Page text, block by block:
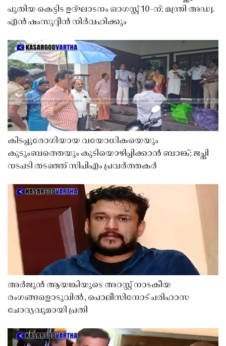
പുതിയ കെട്ടിട ഉദ്ഘാടനം ഓഗസ്റ്റ് 10-ന്; മന്ത്രി അഡ്വ.
എൻ ഷംസുദ്ദീൻ നിർവഹിക്കും
കിടപ്പുരോഗിയായ വയോധികയെയും
കുടുംബത്തെയും കുടിയൊഴിപ്പിക്കാൻ ബാങ്ക്; ജപ്തി
നടപടി തടഞ്ഞ് സിപിഎം പ്രവർത്തകർ
അർജുൻ ആയങ്കിയുടെ അറസ്റ്റ് നാടകീയ
രംഗങ്ങളൊടുവിൽ, പൊലീസിനോട് പരിഹാസ
ചോദ്യവുമായി പ്രതി